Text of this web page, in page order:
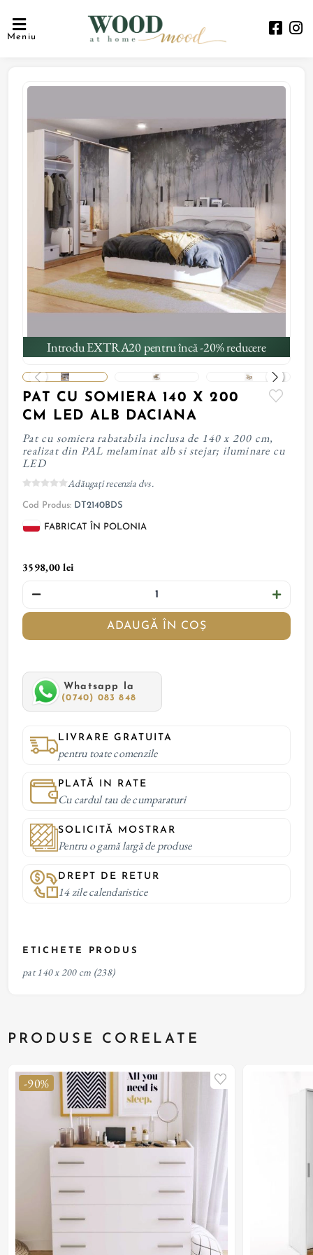
Meniu
Introdu EXTRA20 pentru încă -20% reducere
PAT CU SOMIERA 140 X 200
CM LED ALB DACIANA
Pat cu somiera rabatabila inclusa de 140 x 200 cm,
realizat din PAL melaminat alb si stejar; iluminare cu
LED
Adăugați recenzia dvs.
Cod Produs: DT2140BDS
FABRICAT ÎN POLONIA
3598,00 lei
ADAUGĂ ÎN COȘ
Whatsapp la
(0740) 083 848
LIVRARE GRATUITA
pentru toate comenzile
PLATĂ IN RATE
Cu cardul tau de cumparaturi
SOLICITĂ MOSTRAR
Pentru o gamă largă de produse
DREPT DE RETUR
14 zile calendaristice
ETICHETE PRODUS
pat 140 x 200 cm (238)
PRODUSE CORELATE
-90%